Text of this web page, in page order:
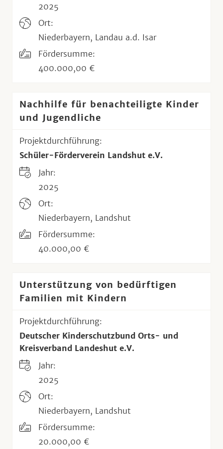
2025
Ort:
Niederbayern, Landau a.d. Isar
Fördersumme:
400.000,00 €
Nachhilfe für benachteiligte Kinder
und Jugendliche
Projektdurchführung:
Schüler-Förderverein Landshut e.V.
Jahr:
2025
Ort:
Niederbayern, Landshut
Fördersumme:
40.000,00 €
Unterstützung von bedürftigen
Familien mit Kindern
Projektdurchführung:
Deutscher Kinderschutzbund Orts- und
Kreisverband Landeshut e.V.
Jahr:
2025
Ort:
Niederbayern, Landshut
Fördersumme:
20.000,00 €